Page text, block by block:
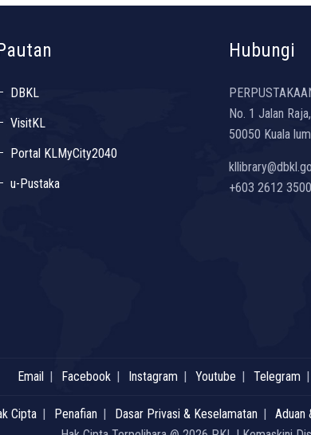
DBKL
VisitKL
Portal KLMyCity2040
u-Pustaka
Hubungi
No. 1 Jalan Raja,
50050 Kuala
+603 2612 3500
Email Facebook Instagram Youtube Telegram
Cipta Penafian Dasar Privasi & Keselamatan Aduan